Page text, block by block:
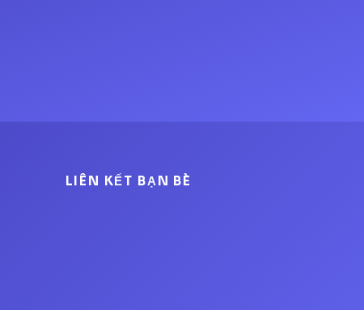
LIÊN KẾT BẠN BÈ